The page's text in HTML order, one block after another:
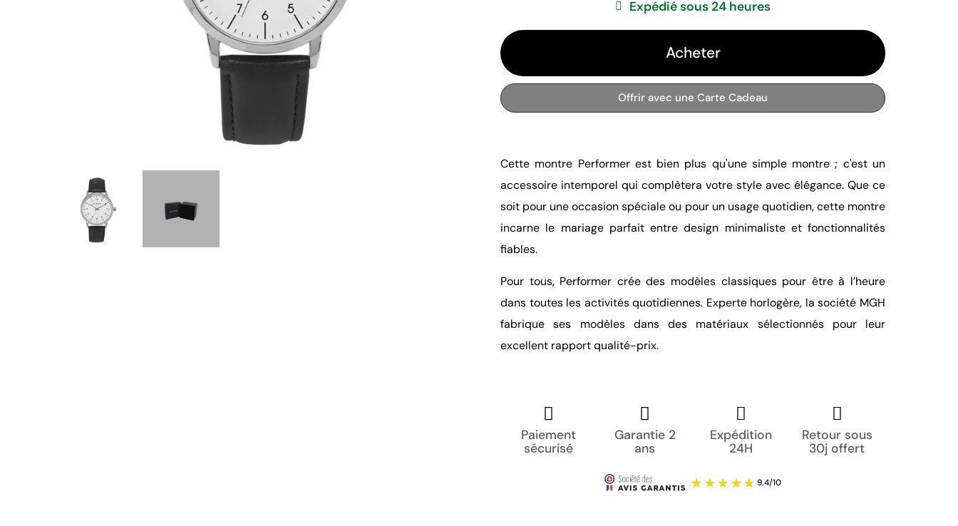
Expédié sous 24 heures
Acheter
Offrir avec une Carte Cadeau
Cette montre Performer est bien plus qu'une simple montre ; c'est un
accessoire intemporel qui complètera votre style avec élégance. Que ce
soit pour une occasion spéciale ou pour un usage quotidien, cette montre
incarne le mariage parfait entre design minimaliste et fonctionnalités
fiables.
Pour tous, Performer crée des modèles classiques pour être à l’heure
dans toutes les activités quotidiennes. Experte horlogère, la société MGH
fabrique ses modèles dans des matériaux sélectionnés pour leur
excellent rapport qualité-prix.
Paiement
sécurisé
Garantie 2
ans
Expédition
24H
Retour sous
30j offert